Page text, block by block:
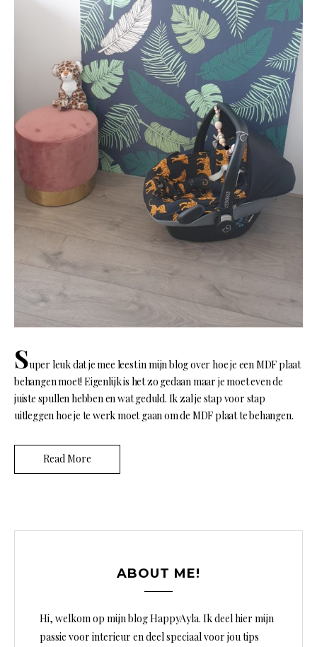
Super leuk dat je mee leest in mijn blog over hoe je een MDF plaat
behangen moet! Eigenlijk is het zo gedaan maar je moet even de
juiste spullen hebben en wat geduld. Ik zal je stap voor stap
uitleggen hoe je te werk moet gaan om de MDF plaat te behangen.
Read More
ABOUT ME!
Hi, welkom op mijn blog HappyAyla. Ik deel hier mijn
passie voor interieur en deel speciaal voor jou tips